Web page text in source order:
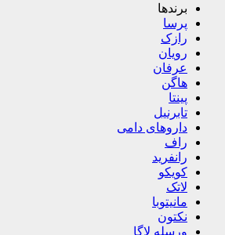
برندها
پرسا
رازک
رویان
عرفان
هاگن
پینتا
تابرنیل
داروهای دامی
راف
رانفرید
کویکو
لاتک
مانیتوبا
نکتون
ورسله لاگا